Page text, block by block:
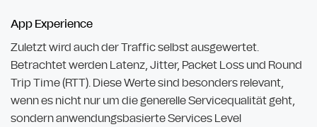
App Experience
Zuletzt wird auch der Traffic selbst ausgewertet.
Betrachtet werden Latenz, Jitter, Packet Loss und Round
Trip Time (RTT). Diese Werte sind besonders relevant,
wenn es nicht nur um die generelle Servicequalität geht,
sondern anwendungsbasierte Services Level